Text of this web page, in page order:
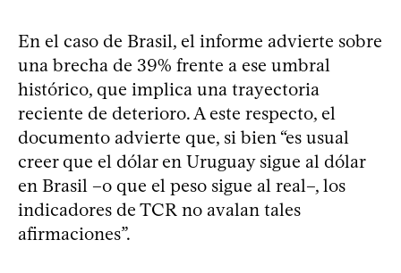
En el caso de Brasil, el informe advierte sobre
una brecha de 39% frente a ese umbral
histórico, que implica una trayectoria
reciente de deterioro. A este respecto, el
documento advierte que, si bien “es usual
creer que el dólar en Uruguay sigue al dólar
en Brasil –o que el peso sigue al real–, los
indicadores de TCR no avalan tales
afirmaciones”.